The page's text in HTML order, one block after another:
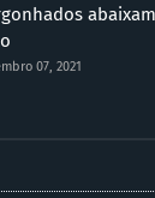
07, 2021